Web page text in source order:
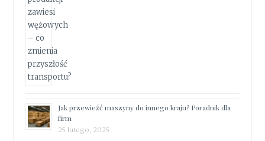
Jak przewieźć maszyny do innego kraju? Poradnik dla
firm
25 lutego, 2025